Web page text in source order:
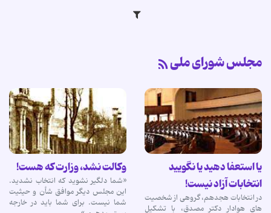
مجلس شورای ملی
یا استعفا دهید یا نگویید
انتخابات آزاد نیست!
در انتخابات هجدهم، گروهی از شخصیت
های هوادار دکتر مصدق، با تشکیل
وکالت نشد، وزارت که هست!
«شما دلگیر نشوید که انتخاب نشدید.
این مجلس دیگر موافق شأن و حیثیت
شما نیست. برای شما باید در خارجه